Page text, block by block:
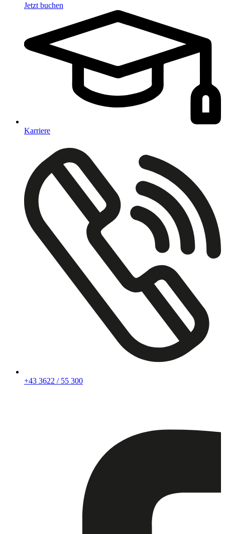
Jetzt buchen
Karriere
+43 3622 / 55 300